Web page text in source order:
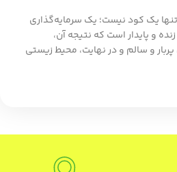
یک کود نیست؛ یک سرمایه‌گذاری
و پایدار است که نتیجه آن،
و سالم و در نهایت، محیط زیستی